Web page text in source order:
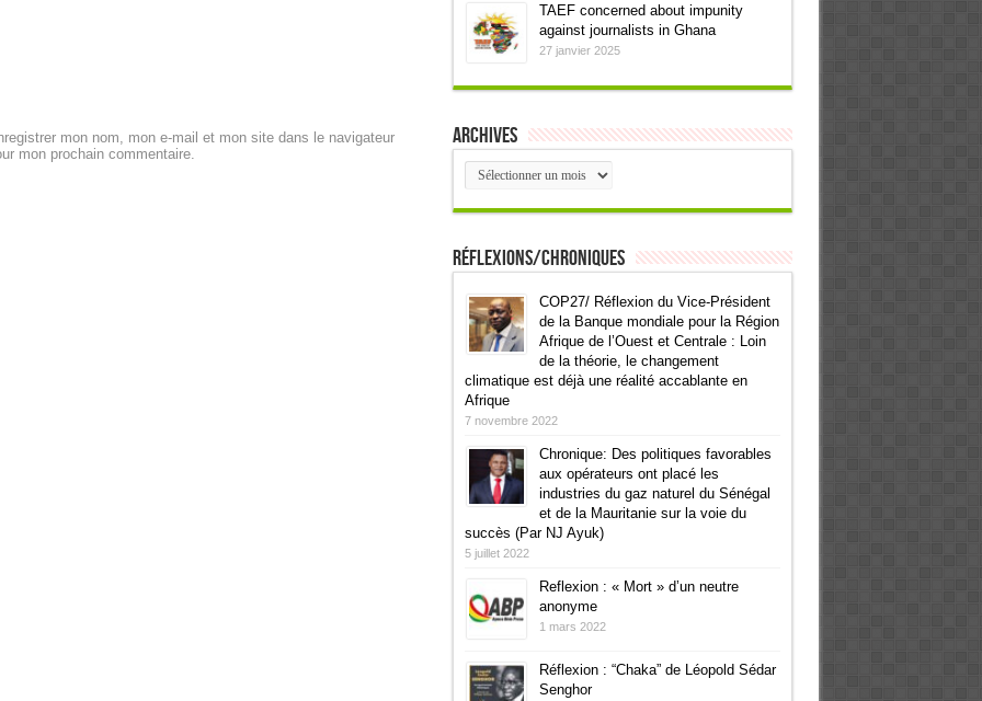
mon nom, mon e-mail et mon site dans le navigateur
mon prochain commentaire.
TAEF concerned about impunity
against journalists in Ghana
27 janvier 2025
Archives
Archives
Réflexions/Chroniques
COP27/ Réflexion du Vice-Président
de la Banque mondiale pour la Région
Afrique de l’Ouest et Centrale : Loin
de la théorie, le changement
climatique est déjà une réalité accablante en
Afrique
7 novembre 2022
Chronique: Des politiques favorables
aux opérateurs ont placé les
industries du gaz naturel du Sénégal
et de la Mauritanie sur la voie du
succès (Par NJ Ayuk)
5 juillet 2022
Reflexion : « Mort » d’un neutre
anonyme
1 mars 2022
Réflexion : “Chaka” de Léopold Sédar
Senghor